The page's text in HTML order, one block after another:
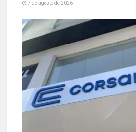
7 de agosto de 2026